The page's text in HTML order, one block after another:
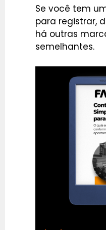
Se você tem
para registrar,
há outras
semelhantes.